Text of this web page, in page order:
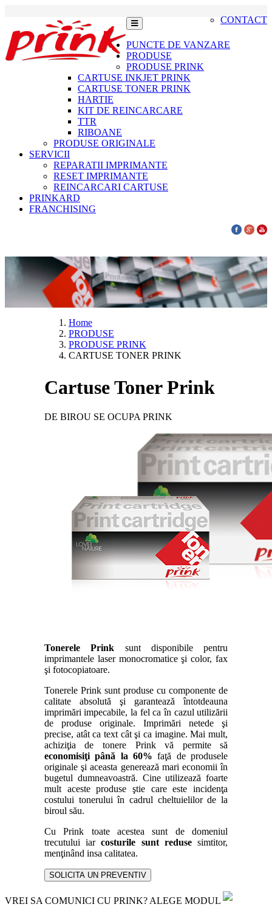
CONTACT
PUNCTE DE VANZARE
PRODUSE
PRODUSE PRINK
CARTUSE INKJET PRINK
CARTUSE TONER PRINK
HARTIE
KIT DE REINCARCARE
TTR
RIBOANE
PRODUSE ORIGINALE
SERVICII
REPARATII IMPRIMANTE
RESET IMPRIMANTE
REINCARCARI CARTUSE
PRINKARD
FRANCHISING
Home
PRODUSE
PRODUSE PRINK
CARTUSE TONER PRINK
Cartuse Toner Prink
DE BIROU SE OCUPA PRINK
Tonerele Prink sunt disponibile pentru
imprimantele laser monocromatice şi color, fax
şi fotocopiatoare.
Tonerele Prink sunt produse cu componente de
calitate absolută şi garantează întotdeauna
imprimări impecabile, la fel ca în cazul utilizării
de produse originale. Imprimări netede şi
precise, atât ca text cât şi ca imagine. Mai mult,
achiziţia de tonere Prink vă permite să
economisiţi până la 60% faţă de produsele
originale şi aceasta generează mari economii în
bugetul dumneavoastră. Cine utilizează foarte
mult aceste produse ştie care este incidenţa
costului tonerului în cadrul cheltuielilor de la
biroul său.
Cu Prink toate acestea sunt de domeniul
trecutului iarcosturile sunt redusesimtitor,
menţinând insa calitatea.
SOLICITA UN PREVENTIV
VREI SA COMUNICI CU PRINK? ALEGE MODUL